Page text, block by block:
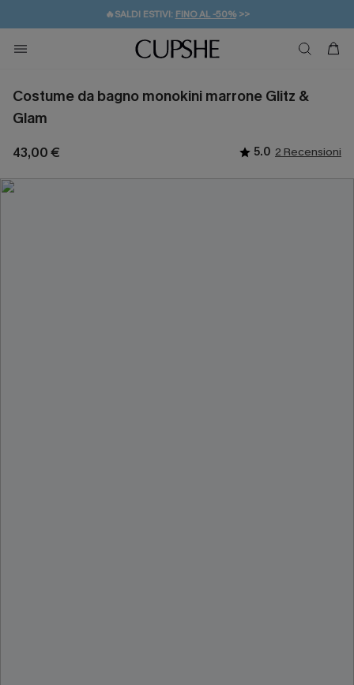
🔥SALDI ESTIVI: FINO AL -50%>>
🚚SPEDIZIONE GRATUITA DA 49€
💌REGALO PER I NUOVI: 20% DI SCONTO*
Costume da bagno monokini marrone Glitz &
Glam
43,00 € 5.0 2 Recensioni